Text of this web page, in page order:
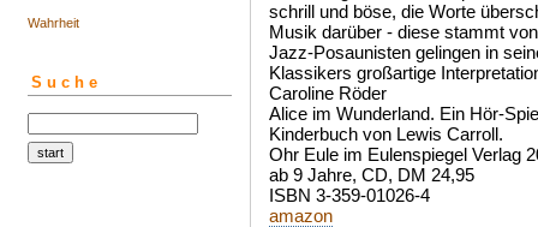
Wahrheit
Suche
schrill und böse, die Worte
Musik darüber - diese stammt
Jazz-Posaunisten gelingen in
Klassikers großartige
Caroline Röder
Alice im Wunderland. Ein Hör-
Kinderbuch von Lewis Carroll.
Ohr Eule im Eulenspiegel Verlag
ab 9 Jahre, CD, DM 24,95
ISBN 3-359-01026-4
amazon